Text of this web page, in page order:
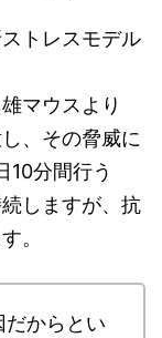
トレスモデル
マウスより
、その脅威に
10分間行う
しますが、抗
。
からとい